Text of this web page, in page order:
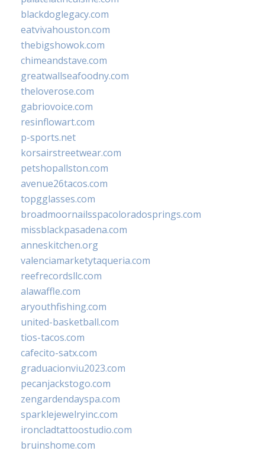
blackdoglegacy.com
eatvivahouston.com
thebigshowok.com
chimeandstave.com
greatwallseafoodny.com
theloverose.com
gabriovoice.com
resinflowart.com
p-sports.net
korsairstreetwear.com
petshopallston.com
avenue26tacos.com
topgglasses.com
broadmoornailsspacoloradosprings.com
missblackpasadena.com
anneskitchen.org
valenciamarketytaqueria.com
reefrecordsllc.com
alawaffle.com
aryouthfishing.com
united-basketball.com
tios-tacos.com
cafecito-satx.com
graduacionviu2023.com
pecanjackstogo.com
zengardendayspa.com
sparklejewelryinc.com
ironcladtattoostudio.com
bruinshome.com